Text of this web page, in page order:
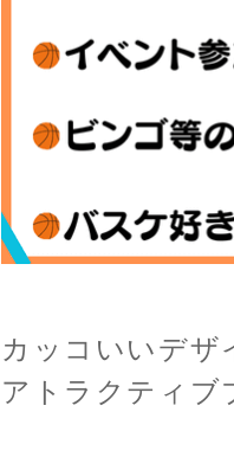
カッコいいデザ
アトラクティブ